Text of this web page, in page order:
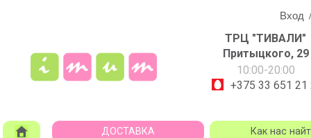
Вход
ТРЦ "ТИВАЛИ"
Притыцкого, 29
10:00-20:00
+375 33 651 21
ДОСТАВКА Как нас